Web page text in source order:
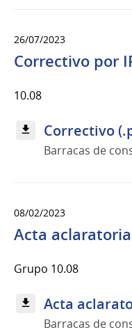
26/07/2023
Correctivo por
10.08
Correctivo
Barracas de
08/02/2023
Acta aclaratoria
Grupo 10.08
Acta
Barracas de